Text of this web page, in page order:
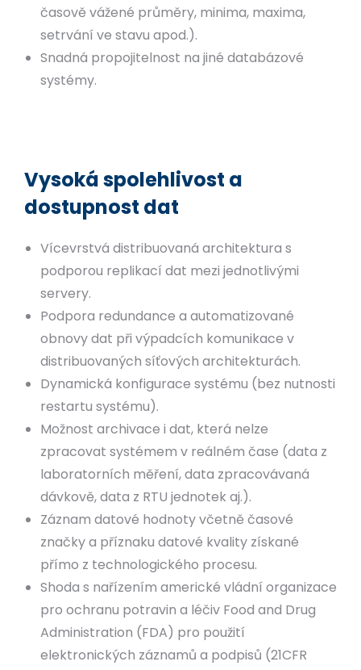
časově vážené průměry, minima, maxima,
setrvání ve stavu apod.).
Snadná propojitelnost na jiné databázové
systémy.
Vysoká spolehlivost a
dostupnost dat
Vícevrstvá distribuovaná architektura s
podporou replikací dat mezi jednotlivými
servery.
Podpora redundance a automatizované
obnovy dat při výpadcích komunikace v
distribuovaných síťových architekturách.
Dynamická konfigurace systému (bez nutnosti
restartu systému).
Možnost archivace i dat, která nelze
zpracovat systémem v reálném čase (data z
laboratorních měření, data zpracovávaná
dávkově, data z RTU jednotek aj.).
Záznam datové hodnoty včetně časové
značky a příznaku datové kvality získané
přímo z technologického procesu.
Shoda s nařízením americké vládní organizace
pro ochranu potravin a léčiv Food and Drug
Administration (FDA) pro použití
elektronických záznamů a podpisů (21CFR